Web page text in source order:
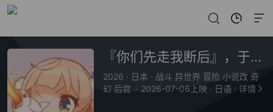
『你们先走我断后』，于是10年后我成为了传说
2026 · 日本 · 战斗 异世界 冒险 小说改 奇
幻 后宫 · 2026-07-06上映 · 日语 · 详情